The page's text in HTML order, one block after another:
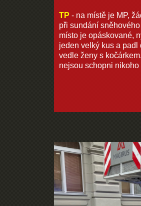
TP - na místě je MP,
při sundání
místo je opáskované,
jeden velký kus a padl
vedle ženy s
nejsou schopni nikoho